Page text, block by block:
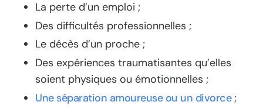
La perte d’un emploi ;
Des difficultés professionnelles ;
Le décès d’un proche ;
Des expériences traumatisantes qu’elles
soient physiques ou émotionnelles ;
Une séparation amoureuse ou un divorce;